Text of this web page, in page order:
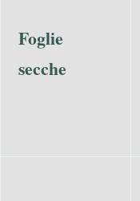
Foglie
secche